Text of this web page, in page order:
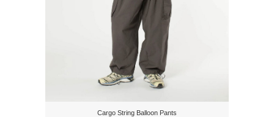
Cargo String Balloon Pants